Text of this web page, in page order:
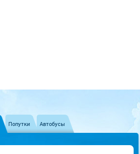
Попутки Автобусы